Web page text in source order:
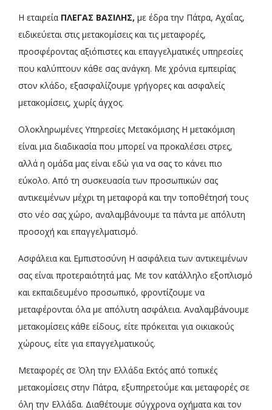
Η εταιρεία ΠΛΕΓΑΣ ΒΑΣΙΛΗΣ, με έδρα την Πάτρα, Αχαΐας,
ειδικεύεται στις μετακομίσεις και τις μεταφορές,
προσφέροντας αξιόπιστες και επαγγελματικές υπηρεσίες
που καλύπτουν κάθε σας ανάγκη. Με χρόνια εμπειρίας
στον κλάδο, εξασφαλίζουμε γρήγορες και ασφαλείς
μετακομίσεις, χωρίς άγχος.
Ολοκληρωμένες Υπηρεσίες Μετακόμισης Η μετακόμιση
είναι μια διαδικασία που μπορεί να προκαλέσει στρες,
αλλά η ομάδα μας είναι εδώ για να σας το κάνει πιο
εύκολο. Από τη συσκευασία των προσωπικών σας
αντικειμένων μέχρι τη μεταφορά και την τοποθέτησή τους
στο νέο σας χώρο, αναλαμβάνουμε τα πάντα με απόλυτη
προσοχή και επαγγελματισμό.
Ασφάλεια και Εμπιστοσύνη Η ασφάλεια των αντικειμένων
σας είναι προτεραιότητά μας. Με τον κατάλληλο εξοπλισμό
και εκπαιδευμένο προσωπικό, φροντίζουμε να
μεταφέρονται όλα με απόλυτη ασφάλεια. Αναλαμβάνουμε
μετακομίσεις κάθε είδους, είτε πρόκειται για οικιακούς
χώρους, είτε για επαγγελματικούς.
Μεταφορές σε Όλη την Ελλάδα Εκτός από τοπικές
μετακομίσεις στην Πάτρα, εξυπηρετούμε και μεταφορές σε
όλη την Ελλάδα. Διαθέτουμε σύγχρονα οχήματα και τον